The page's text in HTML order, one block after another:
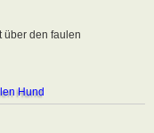
über den faulen
Hund